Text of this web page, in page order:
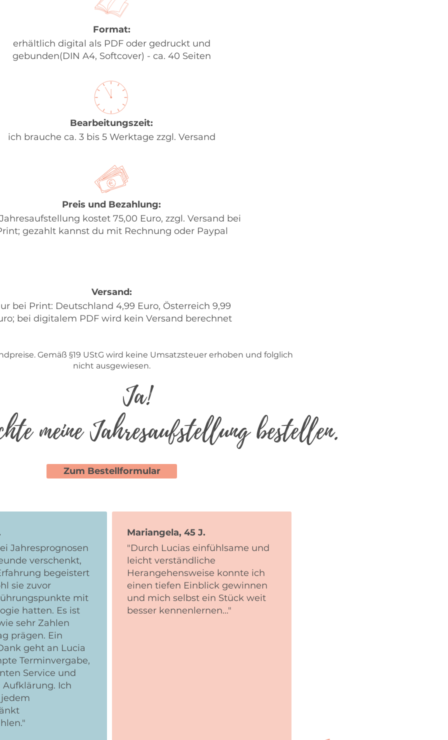
Format:
erhältlich digital als PDF oder gedruckt und
gebunden(DIN A4, Softcover) - ca. 40 Seiten
Bearbeitungszeit:
ich brauche ca. 3 bis 5 Werktage zzgl. Versand
Preis und Bezahlung:
kostet 75,00 Euro, zzgl. Versand bei
gezahlt kannst du mit Rechnung oder Paypal
Versand:
bei Print: Deutschland 4,99 Euro, Österreich 9,99
bei digitalem PDF wird kein Versand berechnet
Gemäß §19 UStG wird keine Umsatzsteuer erhoben und folglich
nicht ausgewiesen.
Ja!
meine Jahresaufstellung bestellen.
Zum Bestellformular
Jahresprognosen
verschenkt,
begeistert
sie zuvor
mit
hatten. Es ist
sehr Zahlen
prägen. Ein
geht an Lucia
Terminvergabe,
Service und
Ich
Mariangela, 45 J.
"Durch Lucias einfühlsame und
leicht verständliche
Herangehensweise konnte ich
einen tiefen Einblick gewinnen
und mich selbst ein Stück weit
besser kennenlernen..."